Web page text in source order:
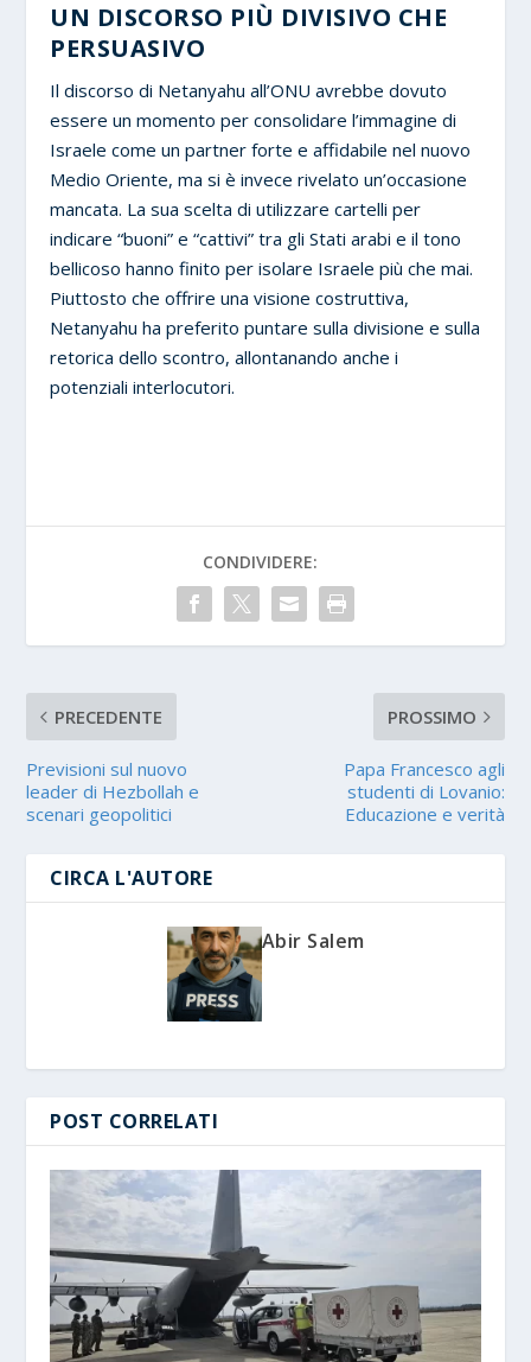
UN DISCORSO PIÙ DIVISIVO CHE
PERSUASIVO
Il discorso di Netanyahu all’ONU avrebbe dovuto
essere un momento per consolidare l’immagine di
Israele come un partner forte e affidabile nel nuovo
Medio Oriente, ma si è invece rivelato un’occasione
mancata. La sua scelta di utilizzare cartelli per
indicare “buoni” e “cattivi” tra gli Stati arabi e il tono
bellicoso hanno finito per isolare Israele più che mai.
Piuttosto che offrire una visione costruttiva,
Netanyahu ha preferito puntare sulla divisione e sulla
retorica dello scontro, allontanando anche i
potenziali interlocutori.
CONDIVIDERE:
PRECEDENTE
Previsioni sul nuovo
leader di Hezbollah e
scenari geopolitici
PROSSIMO
Papa Francesco agli
studenti di Lovanio:
Educazione e verità
CIRCA L'AUTORE
Abir Salem
POST CORRELATI